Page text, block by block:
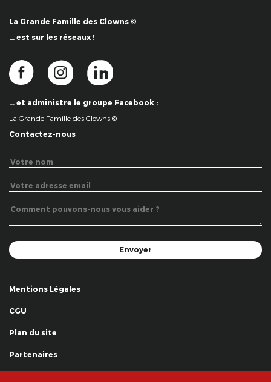
La Grande Famille des Clowns ©
… est sur les réseaux !
… et administre le groupe Facebook :
La Grande Famille des Clowns ©
Contactez-nous
Mentions Légales
CGU
Plan du site
Partenaires